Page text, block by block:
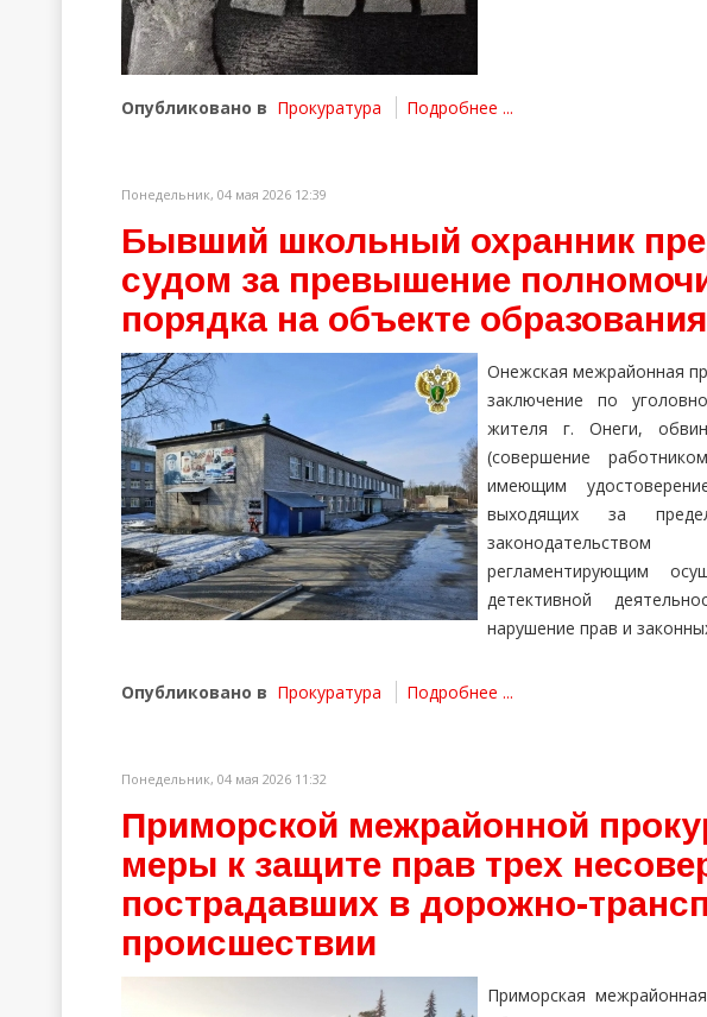
Опубликовано в Прокуратура Подробнее ...
Понедельник, 04 мая 2026 12:39
Бывший школьный охранник
судом за превышение
порядка на объекте образования
Онежская межрайонная
заключение по
жителя г. Онеги,
(совершение
имеющим
выходящих за
регламентирующим
детективной
нарушение прав и
Опубликовано в Прокуратура Подробнее ...
Понедельник, 04 мая 2026 11:32
Приморской межрайонной
меры к защите прав трех
пострадавших в дорожно-
происшествии
Приморская